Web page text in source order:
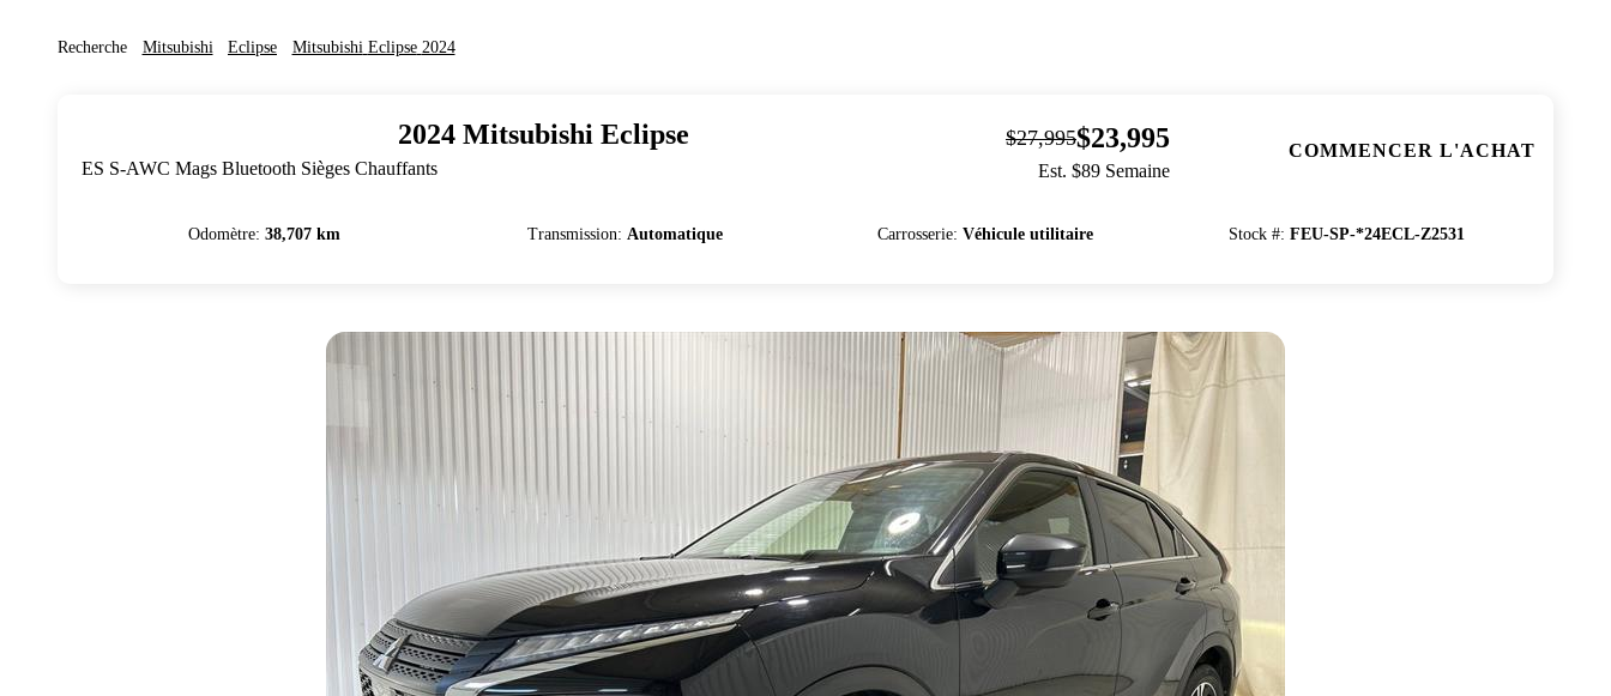
Recherche Mitsubishi Eclipse Mitsubishi Eclipse 2024
2024 Mitsubishi Eclipse
ES S-AWC Mags Bluetooth Sièges Chauffants
$27,995$23,995
Est. $89 Semaine
COMMENCER L'ACHAT
Odomètre:38,707 km Transmission:Automatique Carrosserie:Véhicule utilitaire Stock #: FEU-SP-*24ECL-Z2531